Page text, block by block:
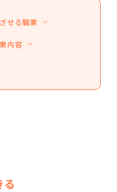
せる職業
内容